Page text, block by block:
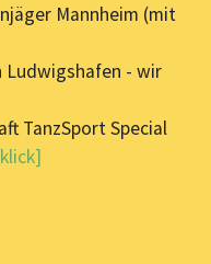
Mannheim (mit
Ludwigshafen - wir
TanzSport Special